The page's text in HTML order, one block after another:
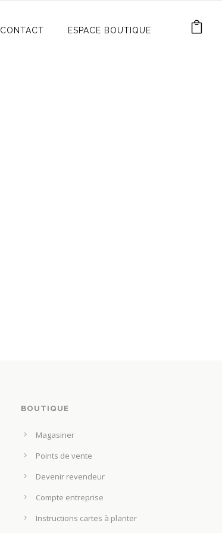
CONTACT ESPACE BOUTIQUE
BOUTIQUE
Magasiner
Points de vente
Devenir revendeur
Compte entreprise
Instructions cartes à planter